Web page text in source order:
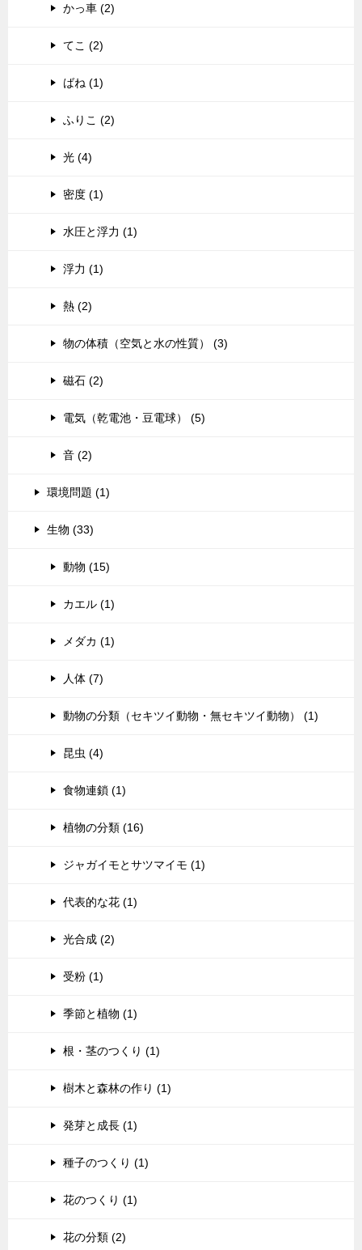
かっ車 (2)
てこ (2)
ばね (1)
ふりこ (2)
光 (4)
密度 (1)
水圧と浮力 (1)
浮力 (1)
熱 (2)
物の体積（空気と水の性質） (3)
磁石 (2)
電気（乾電池・豆電球） (5)
音 (2)
環境問題 (1)
生物 (33)
動物 (15)
カエル (1)
メダカ (1)
人体 (7)
動物の分類（セキツイ動物・無セキツイ動物） (1)
昆虫 (4)
食物連鎖 (1)
植物の分類 (16)
ジャガイモとサツマイモ (1)
代表的な花 (1)
光合成 (2)
受粉 (1)
季節と植物 (1)
根・茎のつくり (1)
樹木と森林の作り (1)
発芽と成長 (1)
種子のつくり (1)
花のつくり (1)
花の分類 (2)